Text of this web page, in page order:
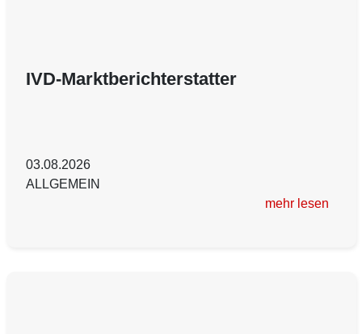
IVD-Marktberichterstatter
03.08.2026
ALLGEMEIN
mehr lesen